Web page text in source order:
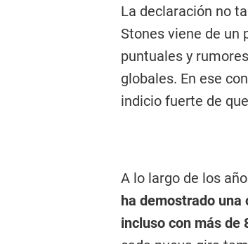
La declaración no
Stones viene de un
puntuales y
globales. En ese
indicio fuerte de
A lo largo de los
ha demostrado una
incluso con más de